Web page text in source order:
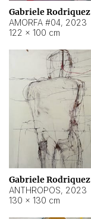
Gabriele Rodriquez
AMORFA #04, 2023
122 × 100 cm
Gabriele Rodriquez
ANTHROPOS, 2023
130 × 130 cm